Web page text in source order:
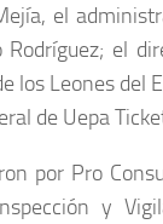
el
Rodríguez; el
los Leones del
de Uepa
por Pro
y